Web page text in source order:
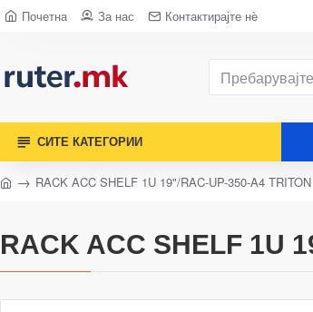
Почетна За нас Контактирајте нè
СИТЕ КАТЕГОРИИ
RACK ACC SHELF 1U 19"/RAC-UP-350-A4 TRITON
RACK ACC SHELF 1U